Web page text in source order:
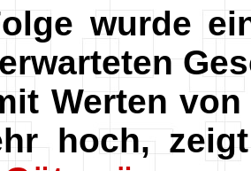
wurde
Werten
hoch,